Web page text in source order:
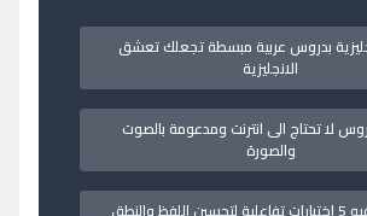
بدروس عربية مبسطة تجعلك تعشق
الانجليزية
لا تحتاج الى انترنت ومدعومة بالصوت
والصورة